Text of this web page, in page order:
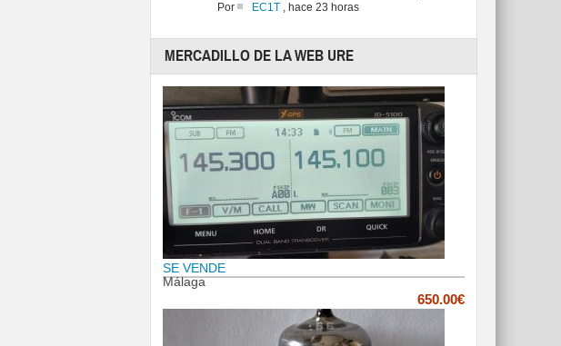
Por EC1T, hace 23 horas
MERCADILLO DE LA WEB URE
SE VENDE
Málaga
650.00€